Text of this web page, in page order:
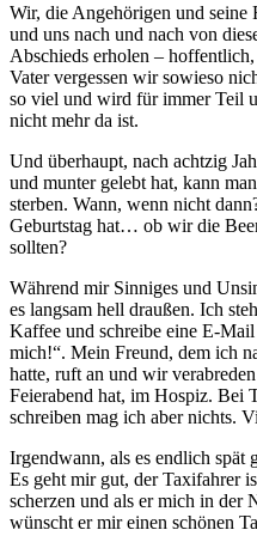
Wir, die Angehörigen und seine
und uns nach und nach von
Abschieds erholen –
Vater vergessen wir sowieso
so viel und wird für immer Teil
nicht mehr da ist.
Und überhaupt, nach achtzig
und munter gelebt hat, kann
sterben. Wann, wenn nicht
Geburtstag hat… ob wir die
sollten?
Während mir Sinniges und
es langsam hell draußen. Ich
Kaffee und schreibe eine E-
mich!“. Mein Freund, dem ich
hatte, ruft an und wir
Feierabend hat, im Hospiz. Bei
schreiben mag ich aber nichts.
Irgendwann, als es endlich spät
Es geht mir gut, der Taxifahrer
scherzen und als er mich in der
wünscht er mir einen schönen